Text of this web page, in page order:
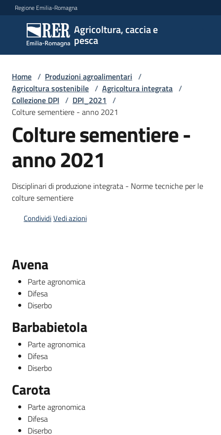
Vai al contenuto
Vai alla navigazione
Vai al footer
Regione Emilia-Romagna
Agricoltura, caccia e
pesca
Agricoltura,
caccia e
pesca
Argomenti
Novità
programmi
progetti
Agricoltura
cifre
Seguici
su
Home / Produzioni agroalimentari /
Agricoltura sostenibile / Agricoltura integrata /
Collezione DPI / DPI_2021 /
Colture sementiere - anno 2021
Colture sementiere -
anno 2021
Disciplinari di produzione integrata - Norme tecniche per le
colture sementiere
CondividiVedi azioni
Avena
Parte agronomica
Difesa
Diserbo
Barbabietola
Parte agronomica
Difesa
Diserbo
Carota
Parte agronomica
Difesa
Diserbo